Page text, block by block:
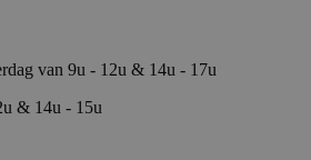
van 9u - 12u & 14u - 17u
& 14u - 15u